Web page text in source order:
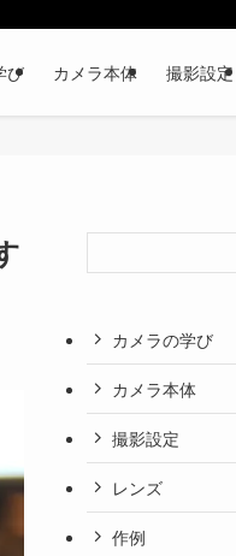
び カメラ本体 撮影設定
カメラの学び
カメラ本体
撮影設定
レンズ
作例